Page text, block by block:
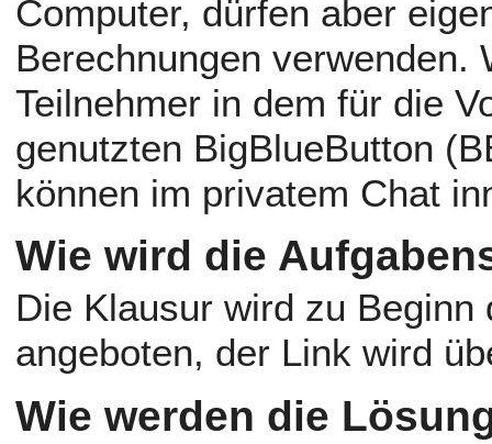
Computer, dürfen aber
Berechnungen verwenden.
Teilnehmer in dem für die
genutzten BigBlueButton
können im privatem Chat
Wie wird die
Die Klausur wird zu
angeboten, der Link wird
Wie werden die